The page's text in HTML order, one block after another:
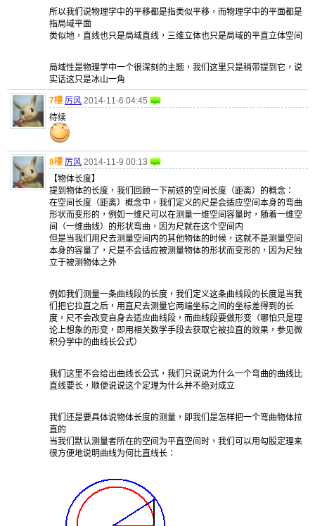
所以我们说物理学中的平移都是指类似平移，而物理学中的平面都是
指局域平面
类似地，直线也只是局域直线，三维立体也只是局域的平直立体空间
局域性是物理学中一个很深刻的主题，我们这里只是稍带提到它，说
实话这只是冰山一角
7樓 厉风 2014-11-6 04:45
待续
8樓 厉风 2014-11-9 00:13
【物体长度】
提到物体的长度，我们回顾一下前述的空间长度（距离）的概念：
在空间长度（距离）概念中，我们定义的尺是会适应空间本身的弯曲
形状而变形的，例如一维尺可以在测量一维空间容量时，随着一维空
间（一维曲线）的形状弯曲，因为尺就在这个空间内
但是当我们用尺去测量空间内的其他物体的时候，这就不是测量空间
本身的容量了，尺是不会适应被测量物体的形状而变形的，因为尺独
立于被测物体之外
例如我们测量一条曲线段的长度，我们定义这条曲线段的长度是当我
们把它拉直之后，用直尺去测量它两端坐标之间的坐标差得到的长
度，尺不会改变自身去适应曲线段，而曲线段要做形变（哪怕只是理
论上想象的形变，即用相关数学手段去获取它被拉直的效果，参见微
积分学中的曲线长公式）
我们这里不会给出曲线长公式，我们只说说为什么一个弯曲的曲线比
直线要长，顺便说说这个定理为什么并不绝对成立
我们还是要具体说物体长度的测量，即我们是怎样把一个弯曲物体拉
直的
当我们默认测量者所在的空间为平直空间时，我们可以用勾股定理来
很方便地说明曲线为何比直线长：